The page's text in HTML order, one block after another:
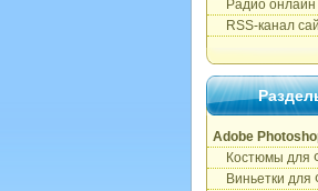
Радио онлайн
RSS-канал
Adobe
Костюмы для
Виньетки для